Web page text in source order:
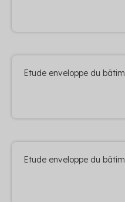
Etude enveloppe du
Etude enveloppe du